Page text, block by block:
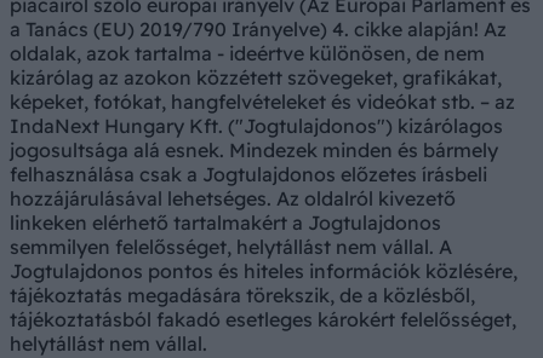
piacairól szóló európai irányelv (Az Európai Parlament és
a Tanács (EU) 2019/790 Irányelve) 4. cikke alapján! Az
oldalak, azok tartalma - ideértve különösen, de nem
kizárólag az azokon közzétett szövegeket, grafikákat,
képeket, fotókat, hangfelvételeket és videókat stb. – az
IndaNext Hungary Kft. ("Jogtulajdonos") kizárólagos
jogosultsága alá esnek. Mindezek minden és bármely
felhasználása csak a Jogtulajdonos előzetes írásbeli
hozzájárulásával lehetséges. Az oldalról kivezető
linkeken elérhető tartalmakért a Jogtulajdonos
semmilyen felelősséget, helytállást nem vállal. A
Jogtulajdonos pontos és hiteles információk közlésére,
tájékoztatás megadására törekszik, de a közlésből,
tájékoztatásból fakadó esetleges károkért felelősséget,
helytállást nem vállal.